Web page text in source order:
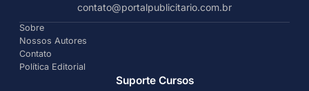
contato@portalpublicitario.com.br
Sobre
Nossos Autores
Contato
Política Editorial
Suporte Cursos